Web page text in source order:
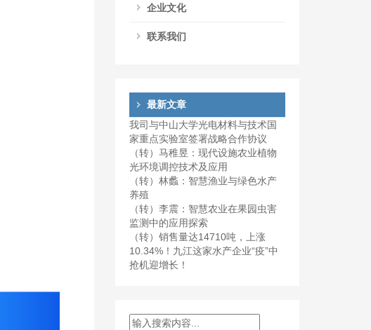
企业文化
联系我们
最新文章
我司与中山大学光电材料与技术国
家重点实验室签署战略合作协议
（转）马稚昱：现代设施农业植物
光环境调控技术及应用
（转）林蠡：智慧渔业与绿色水产
养殖
（转）李震：智慧农业在果园虫害
监测中的应用探索
（转）销售量达14710吨，上涨
10.34%！九江这家水产企业“疫”中
抢机迎增长！